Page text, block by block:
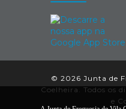
© 2026 Junta de
Coelheira. Todos os
e